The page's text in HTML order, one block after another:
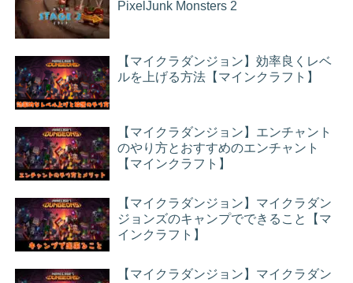
PixelJunk Monsters 2
【マイクラダンジョン】効率良くレベ
ルを上げる方法【マインクラフト】
【マイクラダンジョン】エンチャント
のやり方とおすすめのエンチャント
【マインクラフト】
【マイクラダンジョン】マイクラダン
ジョンズのキャンプでできること【マ
インクラフト】
【マイクラダンジョン】マイクラダン